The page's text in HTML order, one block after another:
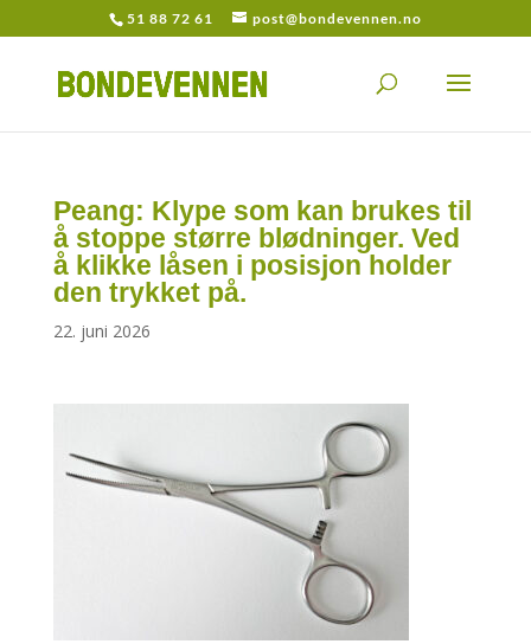
51 88 72 61 post@bondevennen.no
Peang: Klype som kan brukes til
å stoppe større blødninger. Ved
å klikke låsen i posisjon holder
den trykket på.
22. juni 2026